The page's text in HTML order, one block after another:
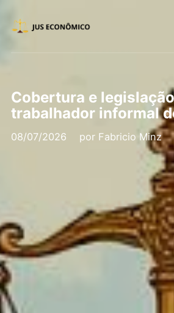
Cobertura e
trabalhador informal
08/07/2026 por Fabricio Minz